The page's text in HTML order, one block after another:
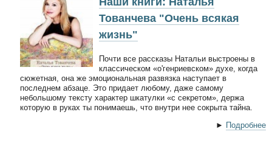
Тованчева "Очень всякая
жизнь"
Почти все рассказы Натальи выстроены в
классическом «о'генриевском» духе, когда
сюжетная, она же эмоциональная развязка наступает в
последнем абзаце. Это придает любому, даже самому
небольшому тексту характер шкатулки «с секретом», держа
которую в руках ты понимаешь, что внутри нее сокрыта тайна.
► Подробнее